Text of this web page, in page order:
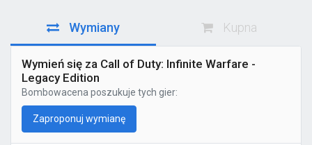
Wymiany Kupna
Wymień się za Call of Duty: Infinite Warfare -
Legacy Edition
Bombowacena poszukuje tych gier:
Zaproponuj wymianę